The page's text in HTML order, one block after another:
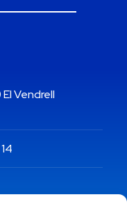
Vendrell